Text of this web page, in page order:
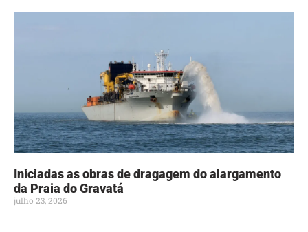
Iniciadas as obras de dragagem do alargamento
da Praia do Gravatá
julho 23, 2026